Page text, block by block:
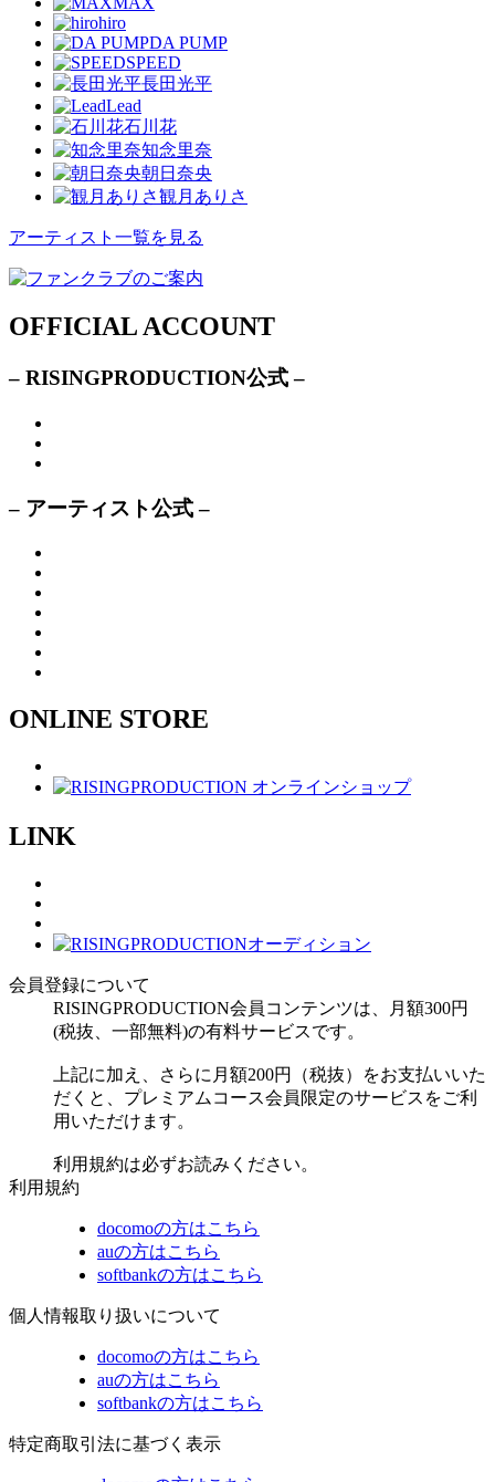
hiro
DA PUMP
SPEED
長田光平
Lead
石川花
知念里奈
朝日奈央
観月ありさ
アーティスト一覧を見る
OFFICIAL ACCOUNT
– RISINGPRODUCTION公式 –
– アーティスト公式 –
ONLINE STORE
LINK
会員登録について
RISINGPRODUCTION会員コンテンツは、月額300円
(税抜、一部無料)の有料サービスです。
上記に加え、さらに月額200円（税抜）をお支払いいた
だくと、プレミアムコース会員限定のサービスをご利
用いただけます。
利用規約は必ずお読みください。
利用規約
docomoの方はこちら
auの方はこちら
softbankの方はこちら
個人情報取り扱いについて
docomoの方はこちら
auの方はこちら
softbankの方はこちら
特定商取引法に基づく表示